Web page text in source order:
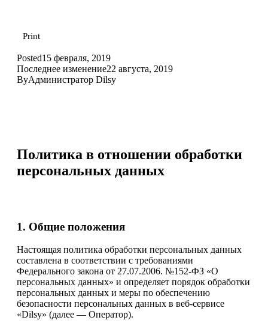
Print
Posted15 февраля, 2019
Последнее изменение22 августа, 2019
ByАдминистратор Dilsy
Политика в отношении обработки
персональных данных
1. Общие положения
Настоящая политика обработки персональных данных
составлена в соответствии с требованиями
Федерального закона от 27.07.2006. №152-ФЗ «О
персональных данных» и определяет порядок обработки
персональных данных и меры по обеспечению
безопасности персональных данных в веб-сервисе
«Dilsy» (далее — Оператор).